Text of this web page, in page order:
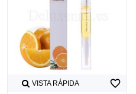
VISTA RÁPIDA favorite_border